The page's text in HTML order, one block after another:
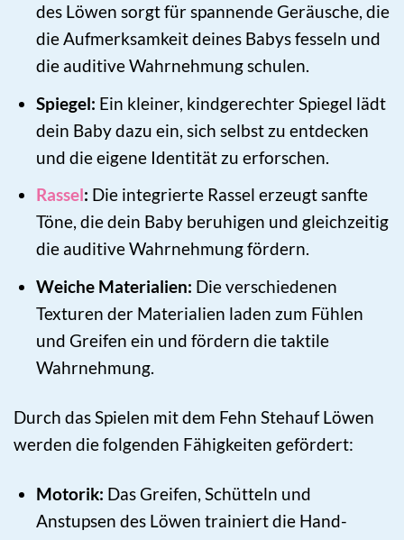
des Löwen sorgt für spannende Geräusche, die
die Aufmerksamkeit deines Babys fesseln und
die auditive Wahrnehmung schulen.
Spiegel: Ein kleiner, kindgerechter Spiegel lädt
dein Baby dazu ein, sich selbst zu entdecken
und die eigene Identität zu erforschen.
Rassel: Die integrierte Rassel erzeugt sanfte
Töne, die dein Baby beruhigen und gleichzeitig
die auditive Wahrnehmung fördern.
Weiche Materialien: Die verschiedenen
Texturen der Materialien laden zum Fühlen
und Greifen ein und fördern die taktile
Wahrnehmung.
Durch das Spielen mit dem Fehn Stehauf Löwen
werden die folgenden Fähigkeiten gefördert:
Motorik: Das Greifen, Schütteln und
Anstupsen des Löwen trainiert die Hand-